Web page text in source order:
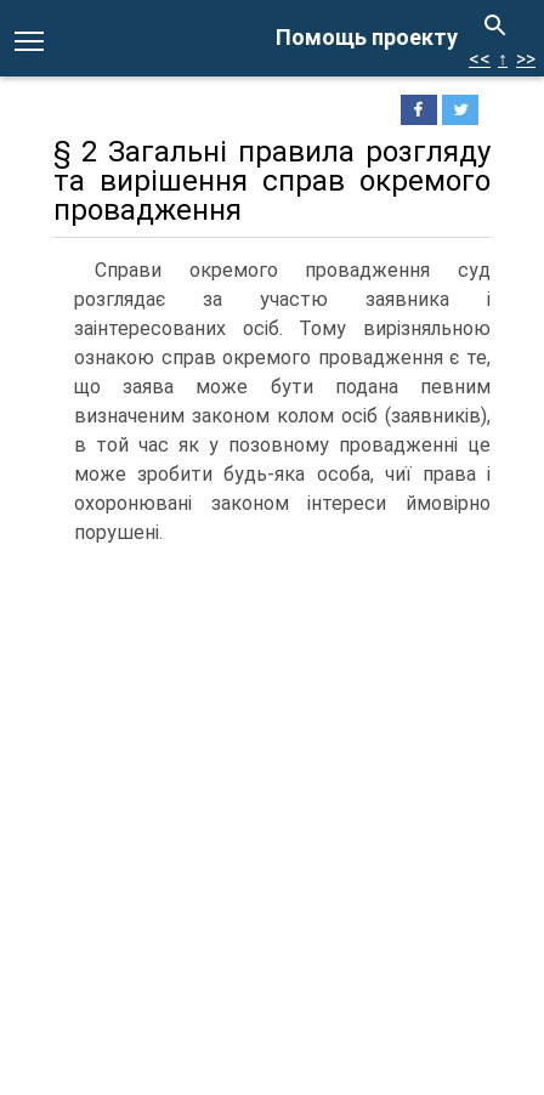
Помощь проекту
<< ↑ >>
§ 2 Загальні правила розгляду
та вирішення справ окремого
провадження
Справи окремого провадження суд
розглядає за участю заявника і
заінтересованих осіб. Тому вирізняльною
ознакою справ окремого провадження є те,
що заява може бути подана певним
визначеним законом колом осіб (заявників),
в той час як у позовному провадженні це
може зробити будь-яка особа, чиї права і
охоронювані законом інтереси ймовірно
порушені.